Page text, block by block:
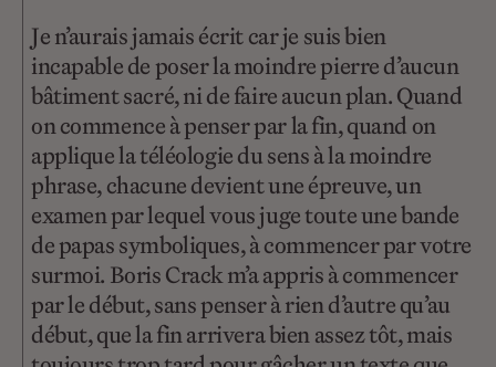
Je n’aurais jamais écrit car je suis bien
incapable de poser la moindre pierre d’aucun
bâtiment sacré, ni de faire aucun plan. Quand
on commence à penser par la fin, quand on
applique la téléologie du sens à la moindre
phrase, chacune devient une épreuve, un
examen par lequel vous juge toute une bande
de papas symboliques, à commencer par votre
surmoi. Boris Crack m’a appris à commencer
par le début, sans penser à rien d’autre qu’au
début, que la fin arrivera bien assez tôt, mais